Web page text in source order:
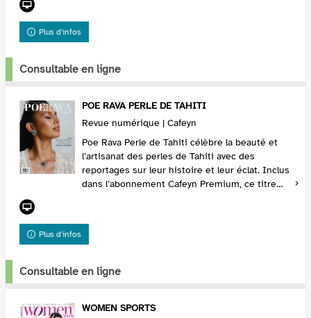
Plus d'infos
Consultable en ligne
POE RAVA PERLE DE TAHITI
Revue numérique | Cafeyn
Poe Rava Perle de Tahiti célèbre la beauté et
l’artisanat des perles de Tahiti avec des
reportages sur leur histoire et leur éclat. Inclus
dans l’abonnement Cafeyn Premium, ce titre
Plus d'infos
Consultable en ligne
WOMEN SPORTS